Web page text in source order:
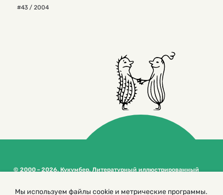
#43 / 2004
© 2000 – 2026. Кукумбер. Литературный иллюстрированный
Копирование материалов возможно только с разрешения редакторов
Мы используем файлы cookie и метрические программы.